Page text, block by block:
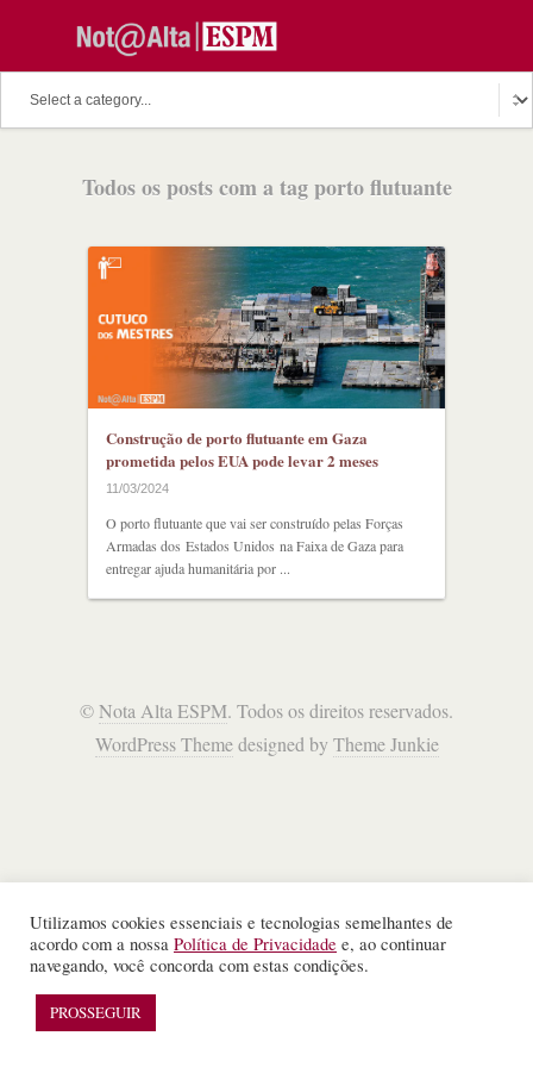
Todos os posts com a tag porto flutuante
Construção de porto flutuante em Gaza
prometida pelos EUA pode levar 2 meses
11/03/2024
O porto flutuante que vai ser construído pelas Forças
Armadas dos Estados Unidos na Faixa de Gaza para
entregar ajuda humanitária por ...
©Nota Alta ESPM. Todos os direitos reservados.
WordPress Themedesigned by Theme Junkie
Utilizamos cookies essenciais e tecnologias semelhantes de
acordo com a nossa Política de Privacidade e, ao continuar
navegando, você concorda com estas condições.
PROSSEGUIR